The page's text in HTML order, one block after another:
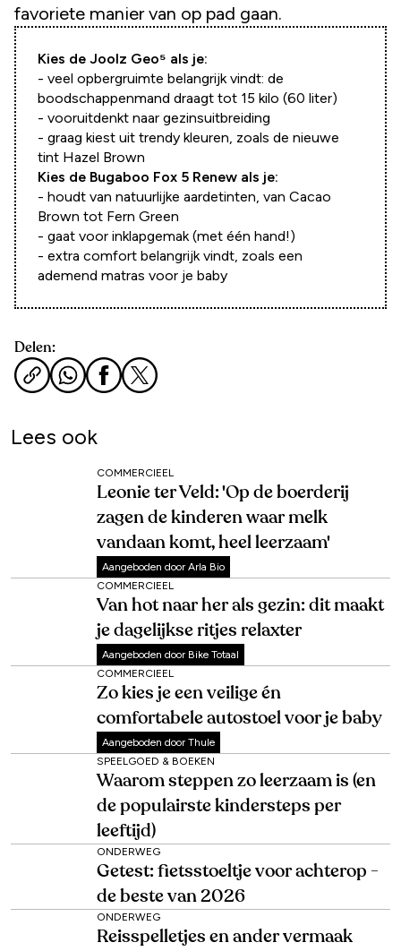
favoriete manier van op pad gaan.
Kies de Joolz Geo⁵ als je:
- veel opbergruimte belangrijk vindt: de
boodschappenmand draagt tot 15 kilo (60 liter)
- vooruitdenkt naar gezinsuitbreiding
- graag kiest uit trendy kleuren, zoals de nieuwe
tint Hazel Brown
Kies de Bugaboo Fox 5 Renew als je:
- houdt van natuurlijke aardetinten, van Cacao
Brown tot Fern Green
- gaat voor inklapgemak (met één hand!)
- extra comfort belangrijk vindt, zoals een
ademend matras voor je baby
Delen:
Lees ook
COMMERCIEEL
Leonie ter Veld: 'Op de boerderij
zagen de kinderen waar melk
vandaan komt, heel leerzaam'
Aangeboden door Arla Bio
COMMERCIEEL
Van hot naar her als gezin: dit maakt
je dagelijkse ritjes relaxter
Aangeboden door Bike Totaal
COMMERCIEEL
Zo kies je een veilige én
comfortabele autostoel voor je baby
Aangeboden door Thule
SPEELGOED & BOEKEN
Waarom steppen zo leerzaam is (en
de populairste kindersteps per
leeftijd)
ONDERWEG
Getest: fietsstoeltje voor achterop -
de beste van 2026
ONDERWEG
Reisspelletjes en ander vermaak